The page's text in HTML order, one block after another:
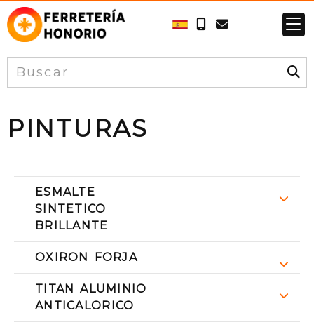
PINTURAS
ESMALTE
SINTETICO
BRILLANTE
OXIRON FORJA
TITAN ALUMINIO
ANTICALORICO